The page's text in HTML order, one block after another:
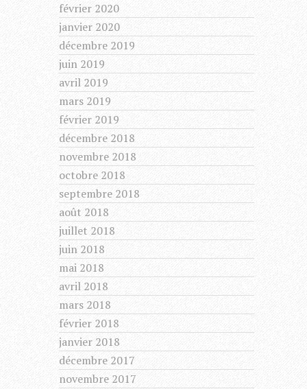
février 2020
janvier 2020
décembre 2019
juin 2019
avril 2019
mars 2019
février 2019
décembre 2018
novembre 2018
octobre 2018
septembre 2018
août 2018
juillet 2018
juin 2018
mai 2018
avril 2018
mars 2018
février 2018
janvier 2018
décembre 2017
novembre 2017